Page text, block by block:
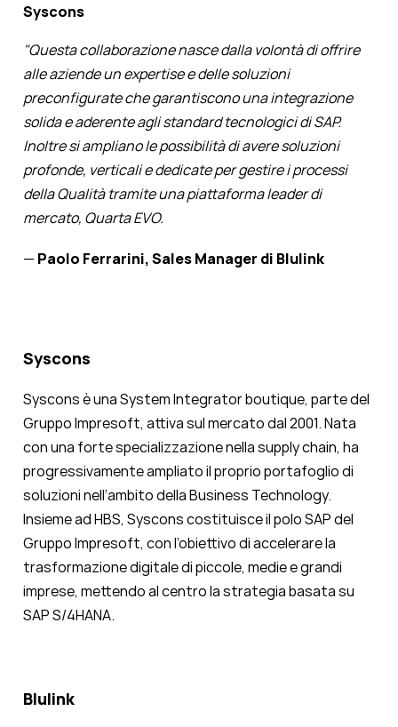
Syscons
"Questa collaborazione nasce dalla volontà di offrire
alle aziende un expertise e delle soluzioni
preconfigurate che garantiscono una integrazione
solida e aderente agli standard tecnologici di SAP.
Inoltre si ampliano le possibilità di avere soluzioni
profonde, verticali e dedicate per gestire i processi
della Qualità tramite una piattaforma leader di
mercato, Quarta EVO.
— Paolo Ferrarini, Sales Manager di Blulink
Syscons
Syscons è una System Integrator boutique, parte del
Gruppo Impresoft, attiva sul mercato dal 2001. Nata
con una forte specializzazione nella supply chain, ha
progressivamente ampliato il proprio portafoglio di
soluzioni nell’ambito della Business Technology.
Insieme ad HBS, Syscons costituisce il polo SAP del
Gruppo Impresoft, con l’obiettivo di accelerare la
trasformazione digitale di piccole, medie e grandi
imprese, mettendo al centro la strategia basata su
SAP S/4HANA.
Blulink